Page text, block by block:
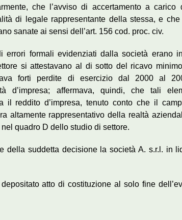
che l’avviso di accertamento a
di legale rappresentante della stessa, e
sanate ai sensi dell’art. 156 cod. proc. civ.
errori formali evidenziati dalla società erano
si attestavano al di sotto del ricavo
forti perdite di esercizio dal 2000 al
d’impresa; affermava, quindi, che tali
il reddito d’impresa, tenuto conto che il
altamente rappresentativo della realtà
quadro D dello studio di settore.
della suddetta decisione la società A. s.r.l. in
atto di costituzione al solo fine